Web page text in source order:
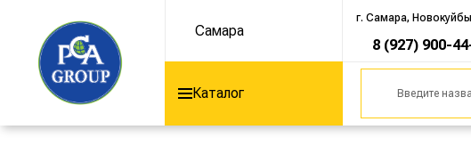
Самара
г. Самара,
8 (927) 900-
Каталог